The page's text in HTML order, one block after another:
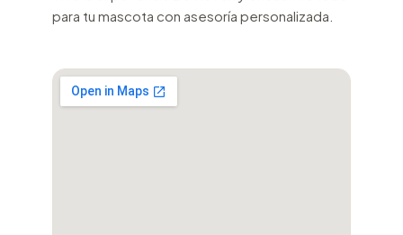
para tu mascota con asesoría personalizada.